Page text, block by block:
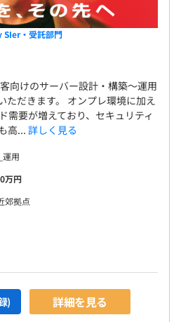
SIer・受託部門
向けのサーバー設計・構築～運用
ただきます。 オンプレ環境に加え
需要が増えており、セキュリティ
高... 詳しく見る
運用
万円
郊拠点
) 詳細を見る